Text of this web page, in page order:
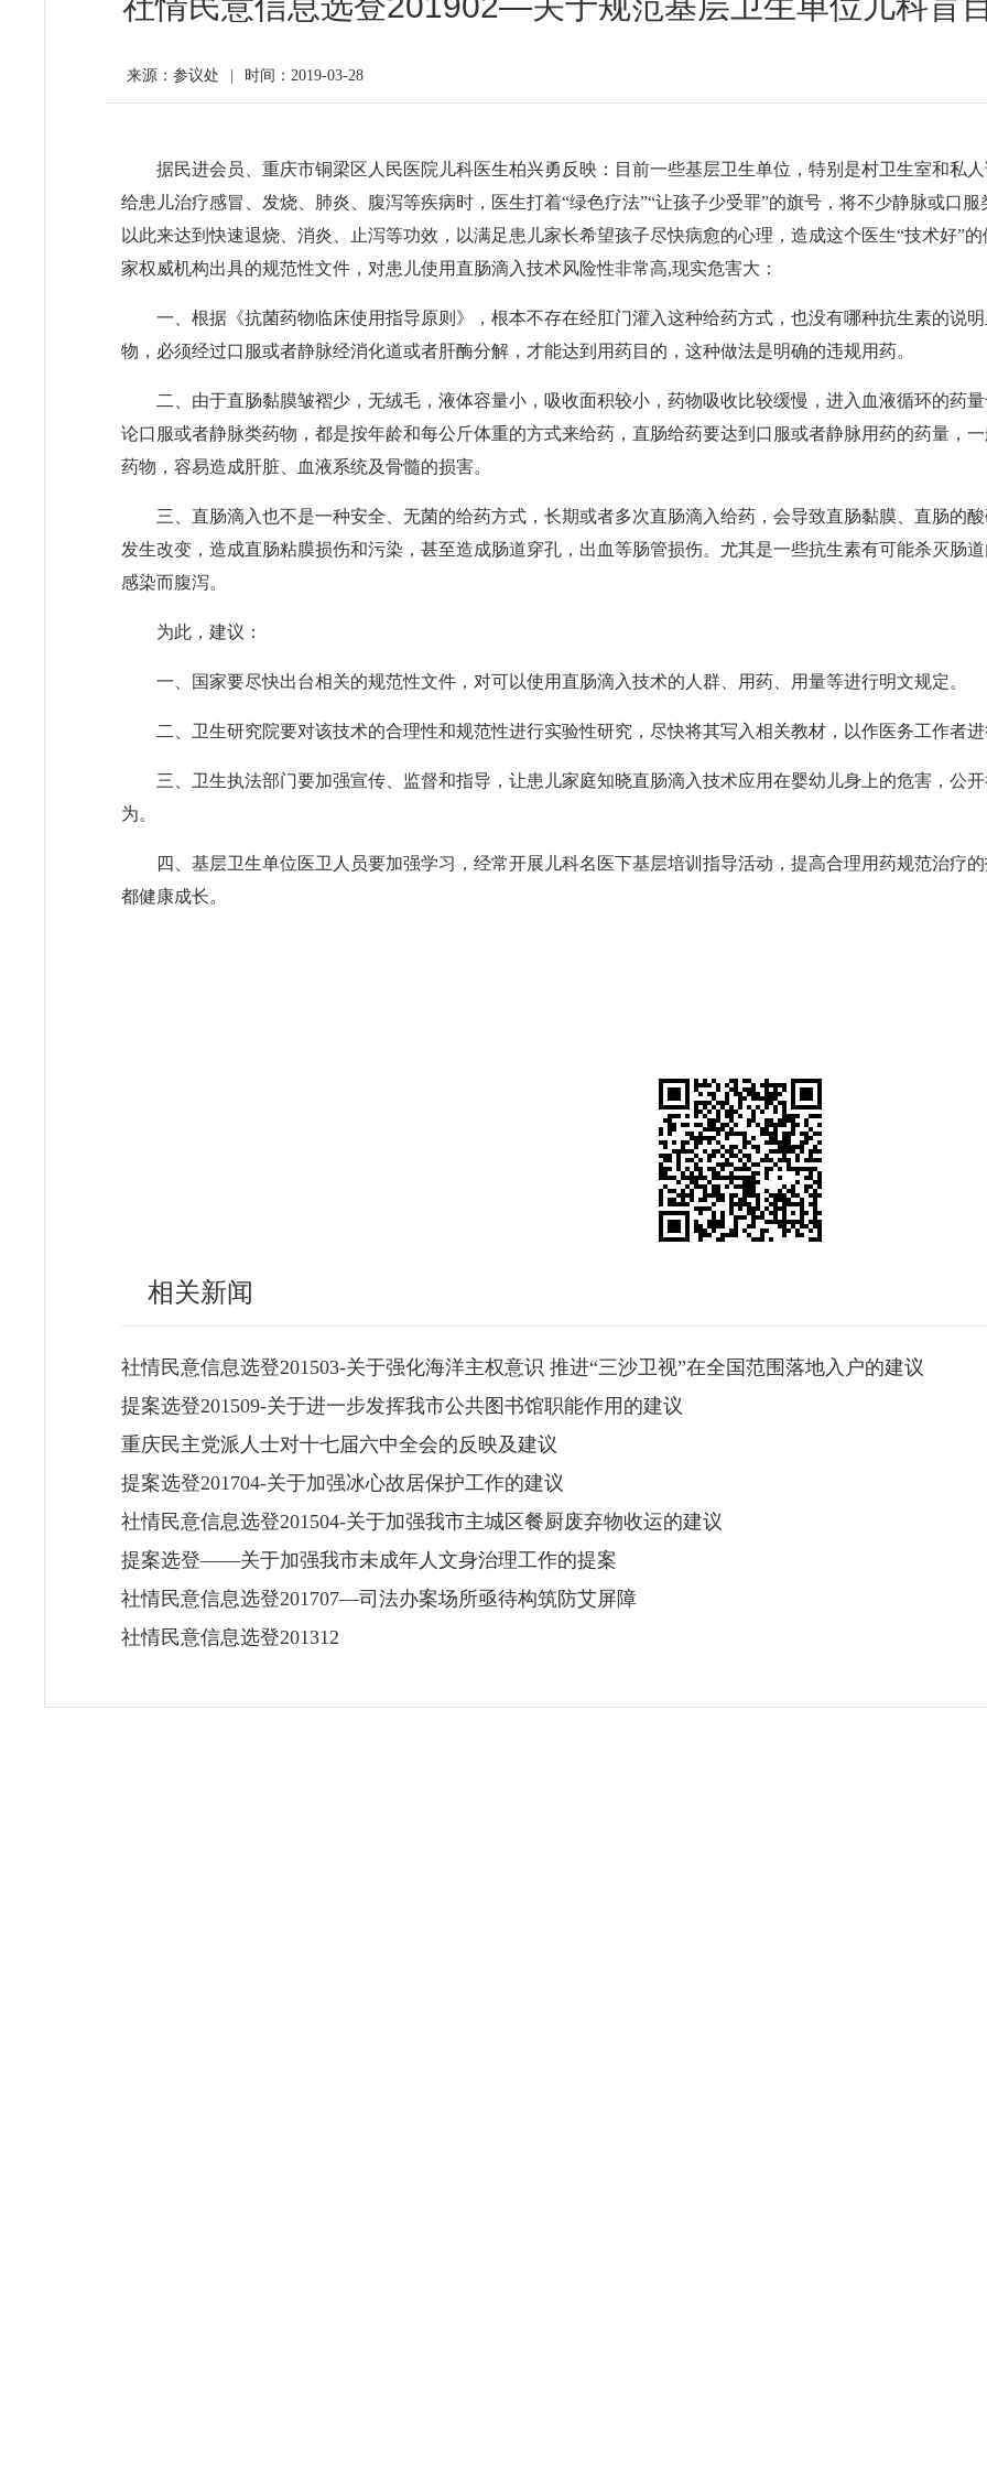
来源：参议处 时间：2019-03-28
据民进会员、重庆市铜梁区人民医院儿科医生柏兴勇反映：目前一些基层卫生单位，特别是村卫生室和私
给患儿治疗感冒、发烧、肺炎、腹泻等疾病时，医生打着“绿色疗法”“让孩子少受罪”的旗号，将不少静脉或口
以此来达到快速退烧、消炎、止泻等功效，以满足患儿家长希望孩子尽快病愈的心理，造成这个医生“技术好”
家权威机构出具的规范性文件，对患儿使用直肠滴入技术风险性非常高,现实危害大：
一、根据《抗菌药物临床使用指导原则》，根本不存在经肛门灌入这种给药方式，也没有哪种抗生素的说
物，必须经过口服或者静脉经消化道或者肝酶分解，才能达到用药目的，这种做法是明确的违规用药。
二、由于直肠黏膜皱褶少，无绒毛，液体容量小，吸收面积较小，药物吸收比较缓慢，进入血液循环的药
论口服或者静脉类药物，都是按年龄和每公斤体重的方式来给药，直肠给药要达到口服或者静脉用药的药量，
药物，容易造成肝脏、血液系统及骨髓的损害。
三、直肠滴入也不是一种安全、无菌的给药方式，长期或者多次直肠滴入给药，会导致直肠黏膜、直肠的
发生改变，造成直肠粘膜损伤和污染，甚至造成肠道穿孔，出血等肠管损伤。尤其是一些抗生素有可能杀灭肠
感染而腹泻。
为此，建议：
一、国家要尽快出台相关的规范性文件，对可以使用直肠滴入技术的人群、用药、用量等进行明文规定。
二、卫生研究院要对该技术的合理性和规范性进行实验性研究，尽快将其写入相关教材，以作医务工作者进
三、卫生执法部门要加强宣传、监督和指导，让患儿家庭知晓直肠滴入技术应用在婴幼儿身上的危害，公
为。
四、基层卫生单位医卫人员要加强学习，经常开展儿科名医下基层培训指导活动，提高合理用药规范治疗
都健康成长。
相关新闻
社情民意信息选登201503-关于强化海洋主权意识 推进“三沙卫视”在全国范围落地入户的建议
提案选登201509-关于进一步发挥我市公共图书馆职能作用的建议
重庆民主党派人士对十七届六中全会的反映及建议
提案选登201704-关于加强冰心故居保护工作的建议
社情民意信息选登201504-关于加强我市主城区餐厨废弃物收运的建议
提案选登——关于加强我市未成年人文身治理工作的提案
社情民意信息选登201707—司法办案场所亟待构筑防艾屏障
社情民意信息选登201312